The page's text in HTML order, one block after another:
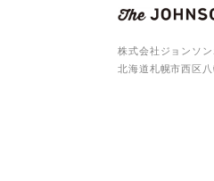
株式会社ジョンソ
北海道札幌市西区